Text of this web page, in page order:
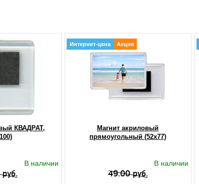
КВАДРАТ,
В наличии
Магнит акриловый
прямоугольный (52x77)
В наличии
Акция
Интернет-цена
49.00 руб.